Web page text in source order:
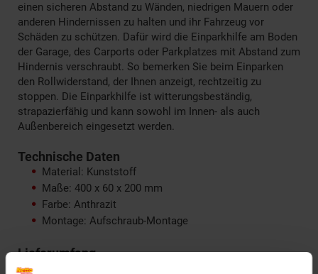
einen sicheren Abstand zu Wänden, niedrigen Mauern oder
anderen Hindernissen zu halten und ihr Fahrzeug vor
Schäden zu schützen. Dafür wird die Einparkhilfe am Boden
der Garage, des Carports oder Parkplatzes mit Abstand zum
Hindernis verschraubt. So bemerken Sie beim Einparken
den Rollwiderstand, der Ihnen anzeigt, rechtzeitig zu
stoppen. Die Einparkhilfe ist witterungsbeständig,
strapazierfähig und kann sowohl im Innen- als auch
Außenbereich eingesetzt werden.
Technische Daten
Material: Kunststoff
Maße: 400 x 60 x 200 mm
Farbe: Anthrazit
Montage: Aufschraub-Montage
Lieferumfang